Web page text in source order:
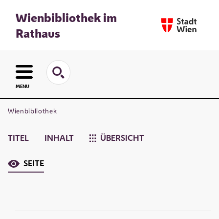
Wienbibliothek im
Rathaus
MENU
Wienbibliothek
TITEL INHALT ÜBERSICHT
SEITE